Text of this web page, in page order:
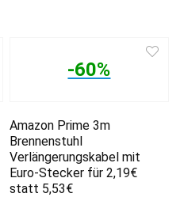
-60%
Amazon Prime 3m
Brennenstuhl
Verlängerungskabel mit
Euro-Stecker für 2,19€
statt 5,53€